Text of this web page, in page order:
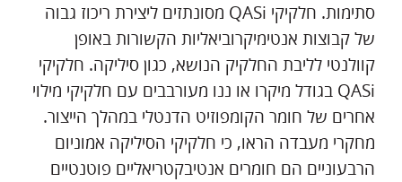
סתימות. חלקיקי QASi מסונתזים ליצירת ריכוז גבוה
של קבוצות אנטימיקרוביאליות הקשורות באופן
קוולנטי לליבת החלקיק הנושא, כגון סיליקה. חלקיקי
QASi בגודל מיקרו או ננו מעורבבים עם חלקיקי מילוי
אחרים של חומר הקומפוזיט הדנטלי במהלך הייצור.
מחקרי מעבדה הראו, כי חלקיקי הסיליקה אמוניום
הרבעוניים הם חומרים אנטיבקטריאליים פוטנטיים